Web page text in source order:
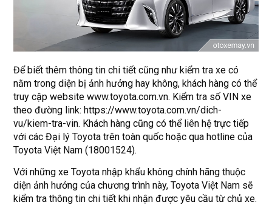
Để biết thêm thông tin chi tiết cũng như kiểm tra xe có
nằm trong diện bị ảnh hưởng hay không, khách hàng có thể
truy cập websitewww.toyota.com.vn. Kiểm tra số VIN xe
theo đường link:https://www.toyota.com.vn/dich-
vu/kiem-tra-vin. Khách hàng cũng có thể liên hệ trực tiếp
với các Đại lý Toyota trên toàn quốc hoặc qua hotline của
Toyota Việt Nam (18001524).
Với những xe Toyota nhập khẩu không chính hãng thuộc
diện ảnh hưởng của chương trình này, Toyota Việt Nam sẽ
kiểm tra thông tin chi tiết khi nhận được yêu cầu từ chủ xe.